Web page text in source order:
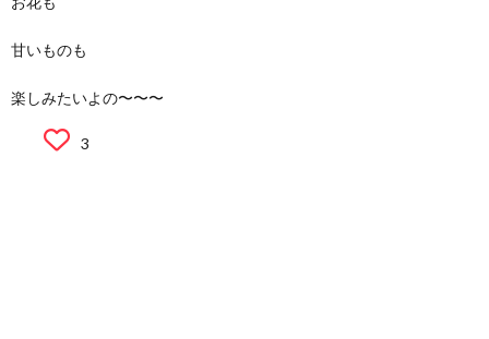
甘いものも
楽しみたいよの〜〜〜
3